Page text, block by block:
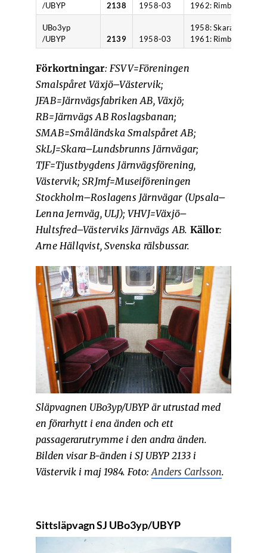
/UBYP
2138 1958-03
1962: Rimbo
UBo3yp
/UBYP
2139 1958-03
1958: Skara
1961: Rimbo
Förkortningar: FSVV=Föreningen
Smalspåret Växjö–Västervik;
JFAB=Järnvägsfabriken AB, Växjö;
RB=Järnvägs AB Roslagsbanan;
SMAB=Småländska Smalspåret AB;
SkLJ=Skara–Lundsbrunns Järnvägar;
TJF=Tjustbygdens Järnvägsförening,
Västervik; SRJmf=Museiföreningen
Stockholm–Roslagens Järnvägar (Upsala–
Lenna Jernväg, ULJ); VHVJ=Växjö–
Hultsfred–Västerviks Järnvägs AB. Källor:
Arne Hällqvist, Svenska rälsbussar.
Släpvagnen UBo3yp/UBYP är utrustad med
en förarhytt i ena änden och ett
passagerarutrymme i den andra änden.
Bilden visar B-änden i SJ UBYP 2133 i
Västervik i maj 1984. Foto:Anders Carlsson.
Sittsläpvagn SJ UBo3yp/UBYP